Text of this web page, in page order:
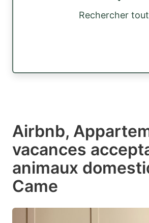
Rechercher tout
Airbnb,
vacances
animaux
Came